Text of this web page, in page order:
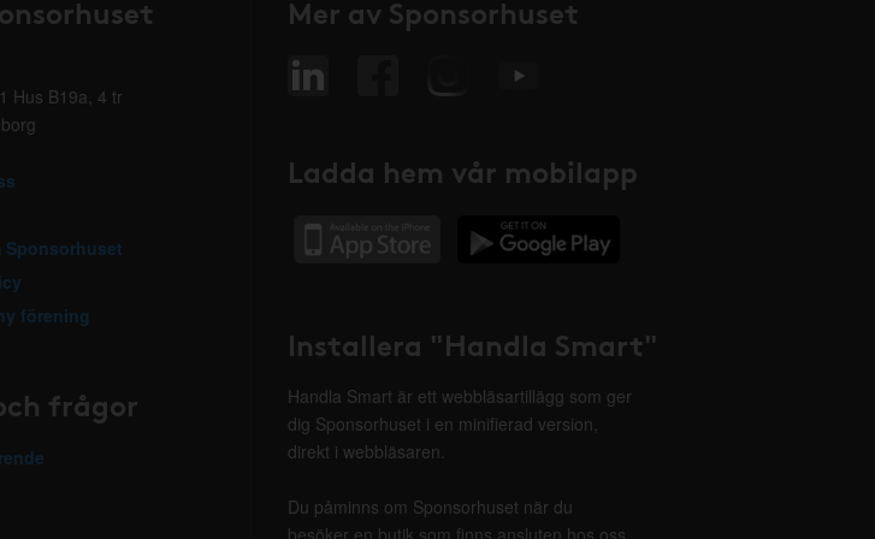
Hus B19a, 4 tr
Sponsorhuset
förening
frågor
Mer av Sponsorhuset
Ladda hem vår mobilapp
Installera "Handla Smart"
Handla Smart är ett webbläsartillägg som ger
dig Sponsorhuset i en minifierad version,
direkt i webbläsaren.
Du påminns om Sponsorhuset när du